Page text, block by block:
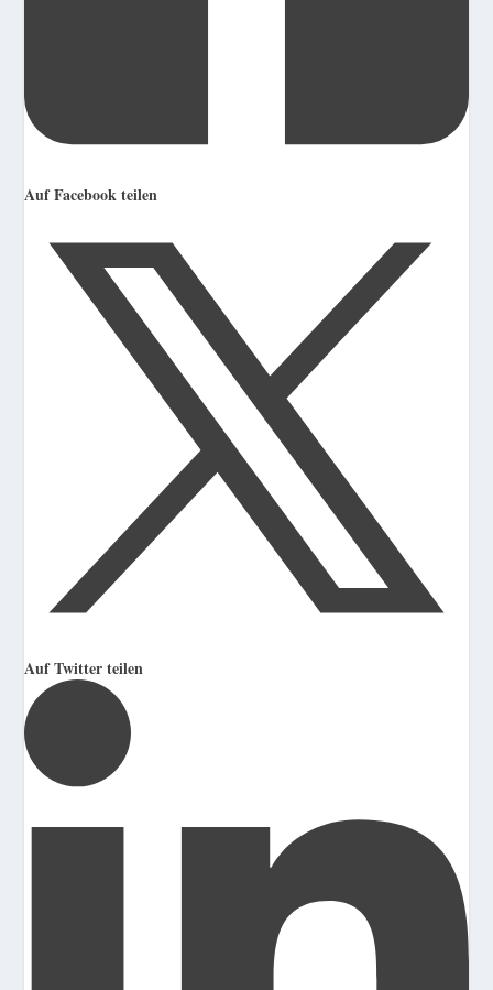
Auf Facebook teilen
Auf Twitter teilen